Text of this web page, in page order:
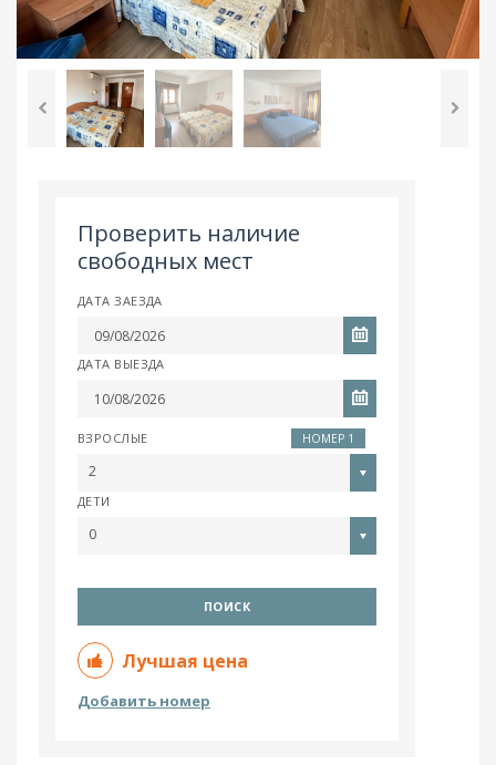
Проверить наличие
свободных мест
ДАТА ЗАЕЗДА
ДАТА ВЫЕЗДА
НОМЕР 1
ВЗРОСЛЫЕ
2
ДЕТИ
0
ПОИСК
Лучшая цена
Добавить номер